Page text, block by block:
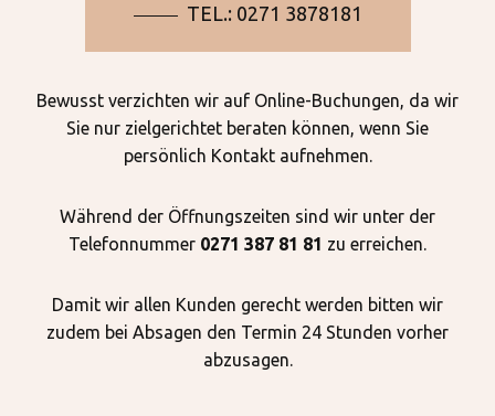
TEL.: 0271 3878181
Bewusst verzichten wir auf Online-Buchungen, da wir
Sie nur zielgerichtet beraten können, wenn Sie
persönlich Kontakt aufnehmen.
Während der Öffnungszeiten sind wir unter der
Telefonnummer 0271 387 81 81 zu erreichen.
Damit wir allen Kunden gerecht werden bitten wir
zudem bei Absagen den Termin 24 Stunden vorher
abzusagen.